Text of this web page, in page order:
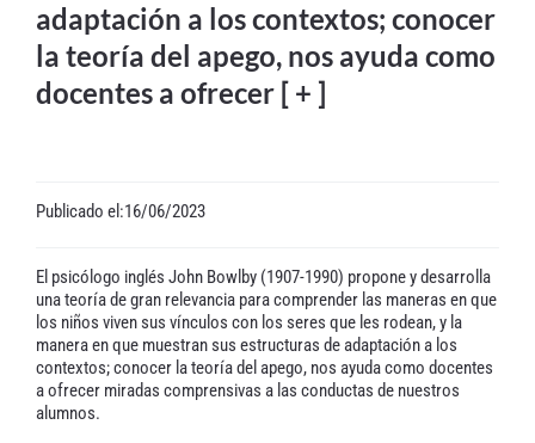
adaptación a los contextos; conocer
la teoría del apego, nos ayuda como
docentes a ofrecer [ + ]
Publicado el:16/06/2023
El psicólogo inglés John Bowlby (1907-1990) propone y desarrolla
una teoría de gran relevancia para comprender las maneras en que
los niños viven sus vínculos con los seres que les rodean, y la
manera en que muestran sus estructuras de adaptación a los
contextos; conocer la teoría del apego, nos ayuda como docentes
a ofrecer miradas comprensivas a las conductas de nuestros
alumnos.